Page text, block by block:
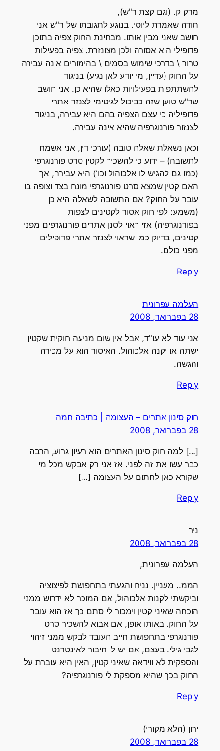
מרק ק. (וגם קצת ר"ש),
תודה שאמרת ליוסי. בנוגע לתגובתו של ר"ש אני
חושב שאני מבין אותו. מבחינת החוק צפיה בתוכן
פדופילי היא אסורה ולכן מצונזרת. צפיה בפעילות
טרור \ בדרכי שימוש בסמים \ בהימורים אינה עבירה
על החוק (עדיין, מי יודע לאן נגיע) בניגוד
להשתתפות בפעילויות כאלו שהיא כן. אני חושב
שר"ש טוען שזה כביכול לגיטימי לצנזר אתרי
פדופיליה כי עצם הצפיה בהם היא עבירה, בניגוד
לצנזור פורנוגרפיה שהיא אינה עבירה.
וכאן נשאלת שאלה טובה (עורכי דין, אני אשמח
לתשובה) – ידוע כי להשכיר לקטין סרט פורנוגרפי
(כמו גם להגיש לו אלכוהול וכו') היא עבירה, אך
האם קטין שמצא סרט פורנוגרפי מונח בצד וצופה בו
עובר על החוק? אם התשובה לשאלה היא כן
(משמע: לפי חוק אסור לקטינים לצפות
בפורנוגרפיה) אזי ראוי לסנן אתרים פורנוגרפים מפני
קטינים, בדיוק כמו שראוי לצנזר אתרי פדופילים
מפני כולם.
Reply
העלמה עפרונית
28 בפברואר, 2008
אני עוד לא עו"ד, אבל אין שום מניעה חוקית שקטין
ישתה או יקנה אלכוהול. האיסור הוא על מכירה
והגשה.
Reply
חוק סינון אתרים – העצומה | כתיבה חמה
28 בפברואר, 2008
[…] למה חוק סינון האתרים הוא רעיון גרוע, הרבה
כבר עשו את זה לפני. אז אני רק אבקש מכל מי
שקורא כאן לחתום על העצומה […]
Reply
ניר
28 בפברואר, 2008
העלמה עפרונית,
הממ.. מעניין. נניח והגעתי בתחפושת לפיצוציה
וביקשתי לקנות אלכוהול, אם המוכר לא ידרוש ממני
הוכחה שאיני קטין וימכור לי סתם כך אז הוא עובר
על החוק. באותו אופן, אם אבוא להשכיר סרט
פורנוגרפי בתחפושת חייב העובד לבקש ממני זיהוי
לגבי גילי. בעצם, אם יש לי חיבור לאינטרנט
והספקית לא ווידאה שאיני קטין, האין היא עוברת על
החוק בכך שהיא מספקת לי פורנוגרפיה?
Reply
ירון (הלא מקורי)
28 בפברואר, 2008